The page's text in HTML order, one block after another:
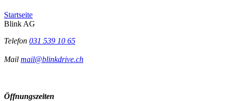
Startseite
Blink AG
Telefon 031 539 10 65
Mail mail@blinkdrive.ch
Öffnungszeiten